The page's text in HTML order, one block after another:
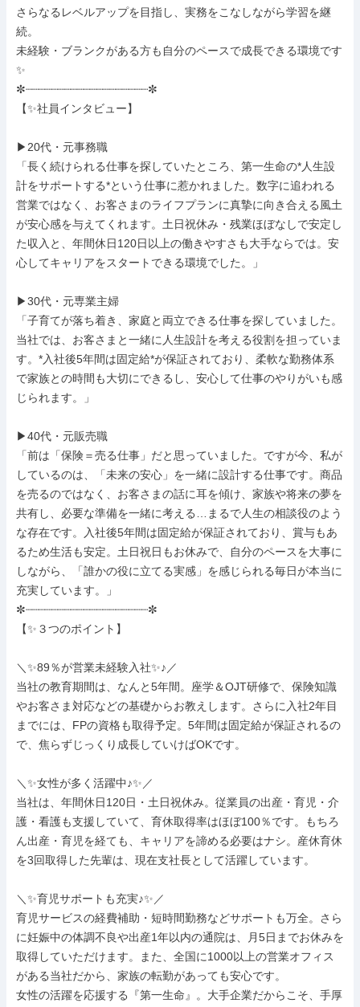
さらなるレベルアップを目指し、実務をこなしながら学習を継
続。
未経験・ブランクがある方も自分のペースで成長できる環境です
✨
✼┈┈┈┈┈┈┈┈┈┈┈┈┈┈┈┈┈┈┈✼
【✨社員インタビュー】
▶20代・元事務職
「長く続けられる仕事を探していたところ、第一生命の*人生設
計をサポートする*という仕事に惹かれました。数字に追われる
営業ではなく、お客さまのライフプランに真摯に向き合える風土
が安心感を与えてくれます。土日祝休み・残業ほぼなしで安定し
た収入と、年間休日120日以上の働きやすさも大手ならでは。安
心してキャリアをスタートできる環境でした。」
▶30代・元専業主婦
「子育てが落ち着き、家庭と両立できる仕事を探していました。
当社では、お客さまと一緒に人生設計を考える役割を担っていま
す。*入社後5年間は固定給*が保証されており、柔軟な勤務体系
で家族との時間も大切にできるし、安心して仕事のやりがいも感
じられます。」
▶40代・元販売職
「前は「保険＝売る仕事」だと思っていました。ですが今、私が
しているのは、「未来の安心」を一緒に設計する仕事です。商品
を売るのではなく、お客さまの話に耳を傾け、家族や将来の夢を
共有し、必要な準備を一緒に考える…まるで人生の相談役のよう
な存在です。入社後5年間は固定給が保証されており、賞与もあ
るため生活も安定。土日祝日もお休みで、自分のペースを大事に
しながら、「誰かの役に立てる実感」を感じられる毎日が本当に
充実しています。」
✼┈┈┈┈┈┈┈┈┈┈┈┈┈┈┈┈┈┈┈✼
【✨３つのポイント】
＼✨89％が営業未経験入社✨♪／
当社の教育期間は、なんと5年間。座学＆OJT研修で、保険知識
やお客さま対応などの基礎からお教えします。さらに入社2年目
までには、FPの資格も取得予定。5年間は固定給が保証されるの
で、焦らずじっくり成長していけばOKです。
＼✨女性が多く活躍中♪✨／
当社は、年間休日120日・土日祝休み。従業員の出産・育児・介
護・看護も支援していて、育休取得率はほぼ100％です。もちろ
ん出産・育児を経ても、キャリアを諦める必要はナシ。産休育休
を3回取得した先輩は、現在支社長として活躍しています。
＼✨育児サポートも充実♪✨／
育児サービスの経費補助・短時間勤務などサポートも万全。さら
に妊娠中の体調不良や出産1年以内の通院は、月5日までお休みを
取得していただけます。また、全国に1000以上の営業オフィス
がある当社だから、家族の転勤があっても安心です。
女性の活躍を応援する『第一生命』。大手企業だからこそ、手厚